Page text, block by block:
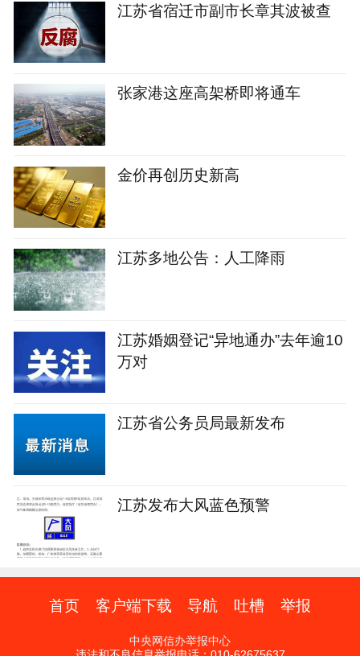
江苏省宿迁市副市长章其波被查
张家港这座高架桥即将通车
金价再创历史新高
江苏多地公告：人工降雨
江苏婚姻登记“异地通办”去年逾10
万对
江苏省公务员局最新发布
江苏发布大风蓝色预警
首页 客户端下载 导航 吐槽 举报
中央网信办举报中心